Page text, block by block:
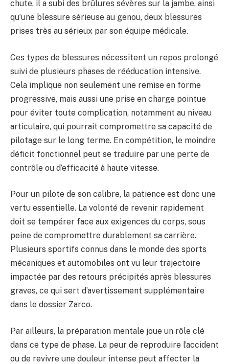
chute, il a subi des brûlures sévères sur la jambe, ainsi
qu’une blessure sérieuse au genou, deux blessures
prises très au sérieux par son équipe médicale.
Ces types de blessures nécessitent un repos prolongé
suivi de plusieurs phases de rééducation intensive.
Cela implique non seulement une remise en forme
progressive, mais aussi une prise en charge pointue
pour éviter toute complication, notamment au niveau
articulaire, qui pourrait compromettre sa capacité de
pilotage sur le long terme. En compétition, le moindre
déficit fonctionnel peut se traduire par une perte de
contrôle ou d’efficacité à haute vitesse.
Pour un pilote de son calibre, la patience est donc une
vertu essentielle. La volonté de revenir rapidement
doit se tempérer face aux exigences du corps, sous
peine de compromettre durablement sa carrière.
Plusieurs sportifs connus dans le monde des sports
mécaniques et automobiles ont vu leur trajectoire
impactée par des retours précipités après blessures
graves, ce qui sert d’avertissement supplémentaire
dans le dossier Zarco.
Par ailleurs, la préparation mentale joue un rôle clé
dans ce type de phase. La peur de reproduire l’accident
ou de revivre une douleur intense peut affecter la